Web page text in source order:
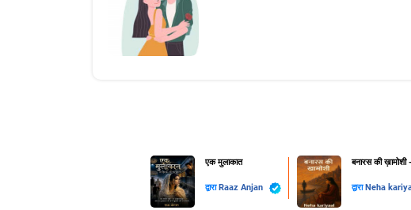
एक मुलाकात
द्वारा Raaz Anjan
बनारस की ख़ामोशी
द्वारा Neha